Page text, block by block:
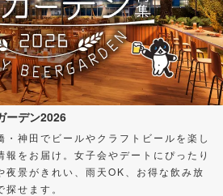
ーデン2026
神田でビールやクラフトビールを楽し
をお届け。女子会やデートにぴったり
夜景がきれい、雨天OK、お得な飲み放
せます。